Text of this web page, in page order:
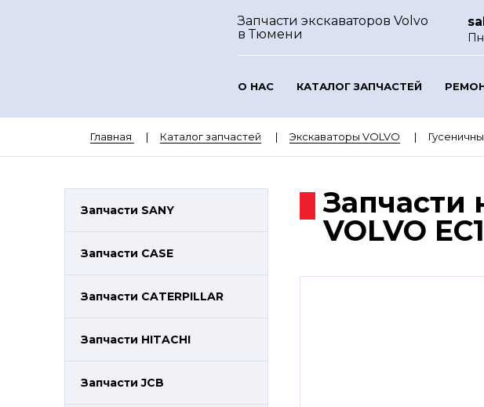
Запчасти экскаваторов Volvo
в Тюмени
О НАС КАТАЛОГ ЗАПЧАСТЕЙ
Главная Каталог запчастей Экскаваторы VOLVO
Запчасти SANY
Запчасти CASE
Запчасти CATERPILLAR
Запчасти HITACHI
Запчасти JCB
Запчасти
VOLVO